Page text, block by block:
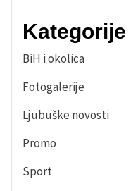
Kategorije
BiH i okolica
Fotogalerije
Ljubuške novosti
Promo
Sport